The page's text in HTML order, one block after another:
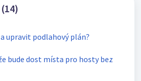
upravit podlahový plán?
bude dost místa pro hosty bez